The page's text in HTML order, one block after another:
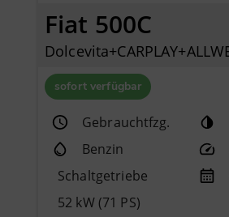
Fiat 500C
sofort verfügbar
Gebrauchtfzg.
Benzin
Schaltgetriebe
52 kW (71 PS)